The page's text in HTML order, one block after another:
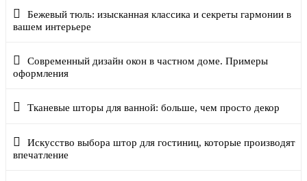
Бежевый тюль: изысканная классика и секреты гармонии в
вашем интерьере
Современный дизайн окон в частном доме. Примеры
оформления
Тканевые шторы для ванной: больше, чем просто декор
Искусство выбора штор для гостиниц, которые производят
впечатление